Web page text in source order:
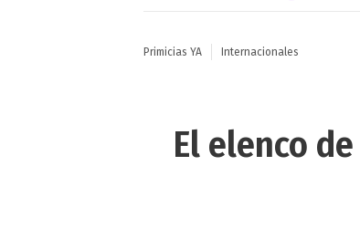
Primicias YA Internacionales
El elenco